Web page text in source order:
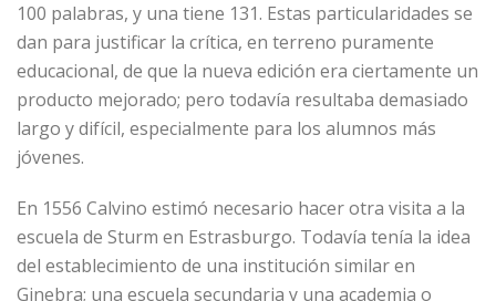
100 palabras, y una tiene 131. Estas particularidades se
dan para justificar la crítica, en terreno puramente
educacional, de que la nueva edición era ciertamente un
producto mejorado; pero todavía resultaba demasiado
largo y difícil, especialmente para los alumnos más
jóvenes.
En 1556 Calvino estimó necesario hacer otra visita a la
escuela de Sturm en Estrasburgo. Todavía tenía la idea
del establecimiento de una institución similar en
Ginebra; una escuela secundaria y una academia o